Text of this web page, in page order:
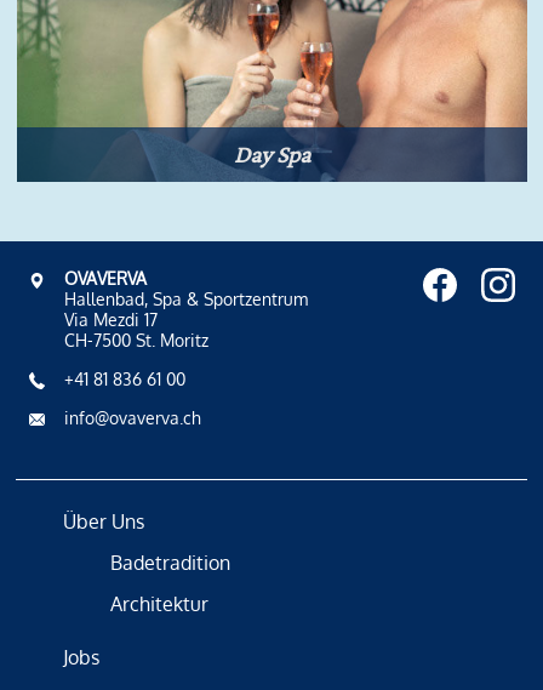
Day Spa
OVAVERVA
Hallenbad, Spa & Sportzentrum
Via Mezdi 17
CH-7500 St. Moritz
+41 81 836 61 00
info@ovaverva.ch
Über Uns
Badetradition
Architektur
Jobs